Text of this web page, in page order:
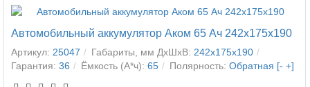
Автомобильный аккумулятор Аком 65 Ач 242x175x190
Артикул: 25047 Габариты, мм ДхШхВ: 242x175x190
Гарантия: 36 Ёмкость (А*ч): 65 Полярность: Обратная [- +]